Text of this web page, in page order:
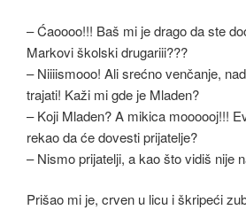
– Ćaoooo!!! Baš mi je drago da ste
Markovi školski drugariii???
– Niiiismooo! Ali srećno venčanje,
trajati! Kaži mi gde je Mladen?
– Koji Mladen? A mikica moooooj!!!
rekao da će dovesti prijatelje?
– Nismo prijatelji, a kao što vidiš nije
Prišao mi je, crven u licu i škripeći